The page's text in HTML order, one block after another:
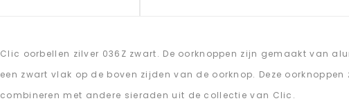
Clic oorbellen zilver 036Z zwart. De oorknoppen zijn gemaakt van
een zwart vlak op de boven zijden van de oorknop. Deze oorknoppen
combineren met andere sieraden uit de collectie van Clic.